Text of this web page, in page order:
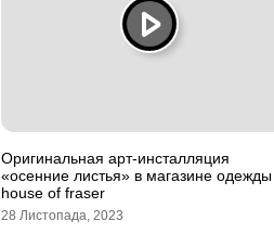
Оригинальная арт-инсталляция
«осенние листья» в магазине одежды
house of fraser
28 Листопада, 2023